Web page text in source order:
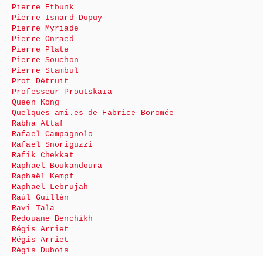
Pierre Etbunk
Pierre Isnard-Dupuy
Pierre Myriade
Pierre Onraed
Pierre Plate
Pierre Souchon
Pierre Stambul
Prof Détruit
Professeur Proutskaïa
Queen Kong
Quelques ami.es de Fabrice Boromée
Rabha Attaf
Rafael Campagnolo
Rafaël Snoriguzzi
Rafik Chekkat
Raphaël Boukandoura
Raphaël Kempf
Raphaël Lebrujah
Raúl Guillén
Ravi Tala
Redouane Benchikh
Régis Arriet
Régis Arriet
Régis Dubois